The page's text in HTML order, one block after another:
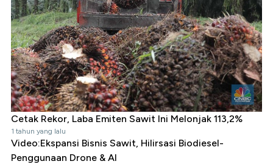
Cetak Rekor, Laba Emiten Sawit Ini Melonjak 113,2%
1 tahun yang lalu
Video:Ekspansi Bisnis Sawit, Hilirsasi Biodiesel-
Penggunaan Drone & AI